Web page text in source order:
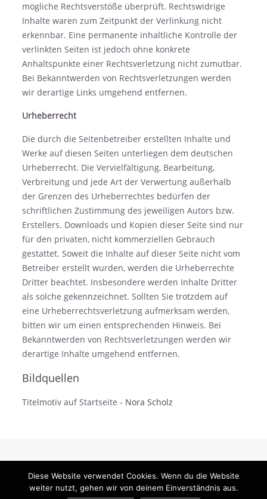
mögliche Rechtsverstöße überprüft. Rechtswidrige
Inhalte waren zum Zeitpunkt der Verlinkung nicht
erkennbar. Eine permanente inhaltliche Kontrolle der
verlinkten Seiten ist jedoch ohne konkrete
Anhaltspunkte einer Rechtsverletzung nicht zumutbar.
Bei Bekanntwerden von Rechtsverletzungen werden
wir derartige Links umgehend entfernen.
Urheberrecht
Die durch die Seitenbetreiber erstellten Inhalte und
Werke auf diesen Seiten unterliegen dem deutschen
Urheberrecht. Die Vervielfältigung, Bearbeitung,
Verbreitung und jede Art der Verwertung außerhalb
der Grenzen des Urheberrechtes bedürfen der
schriftlichen Zustimmung des jeweiligen Autors bzw.
Erstellers. Downloads und Kopien dieser Seite sind nur
für den privaten, nicht kommerziellen Gebrauch
gestattet. Soweit die Inhalte auf dieser Seite nicht vom
Betreiber erstellt wurden, werden die Urheberrechte
Dritter beachtet. Insbesondere werden Inhalte Dritter
als solche gekennzeichnet. Sollten Sie trotzdem auf
eine Urheberrechtsverletzung aufmerksam werden,
bitten wir um einen entsprechenden Hinweis. Bei
Bekanntwerden von Rechtsverletzungen werden wir
derartige Inhalte umgehend entfernen.
Bildquellen
Titelmotiv auf Startseite - Nora Scholz
Diese Website verwendet Cookies. Wenn du die Website
weiter nutzt, gehen wir von deinem Einverständnis aus.